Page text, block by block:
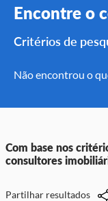
Encontre o
Critérios de
Não encontrou o
Com base nos
consultores
Partilhar resultados